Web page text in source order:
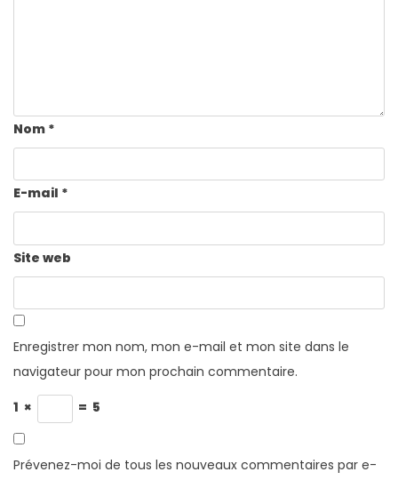
Nom *
E-mail *
Site web
Enregistrer mon nom, mon e-mail et mon site dans le
navigateur pour mon prochain commentaire.
1 × = 5
Prévenez-moi de tous les nouveaux commentaires par e-